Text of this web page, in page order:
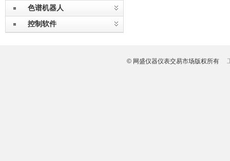
色谱机器人
控制软件
© 网盛仪器仪表交易市场版权所有